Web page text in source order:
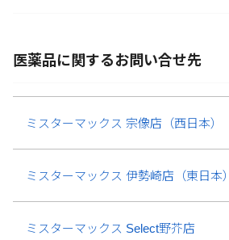
医薬品に関するお問い合せ先
ミスターマックス 宗像店（西日本）
ミスターマックス 伊勢崎店（東日本）
ミスターマックス Select野芥店